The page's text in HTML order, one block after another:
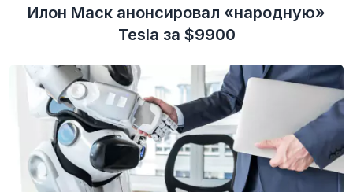
Илон Маск анонсировал «народную»
Tesla за $9900